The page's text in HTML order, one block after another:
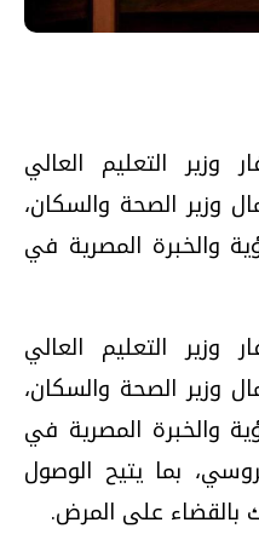
وزير التعليم العالي
وزير الصحة والسكان،
والخبرة المصرية في
وزير التعليم العالي
وزير الصحة والسكان،
والخبرة المصرية في
بما يتيح الوصول
بالقضاء على المرض.